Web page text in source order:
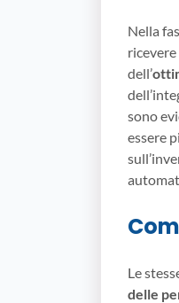
Nella
dell’
sono
essere
Le
delle